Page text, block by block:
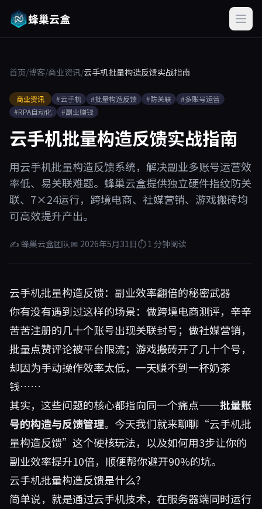
蜂巢云盒
首页/博客/商业资讯/云手机批量构造反馈实战指南
商业资讯 #云手机 #批量构造反馈 #防关联
#多账号运营
#RPA自动化
#副业赚钱
云手机批量构造反馈实战指南
用云手机批量构造反馈系统，解决副业多账号运营效
率低、易关联难题。蜂巢云盒提供独立硬件指纹防关
联、7×24运行，跨境电商、社媒营销、游戏搬砖均
可高效提升产出。
✍ 蜂巢云盒团队📅 2026年5月31日⏱ 1 分钟阅读
云手机批量构造反馈：副业效率翻倍的秘密武器
你有没有遇到过这样的场景：做跨境电商测评，辛辛
苦苦注册的几十个账号出现关联封号；做社媒营销，
批量点赞评论被平台限流；游戏搬砖开了几十个号，
却因为手动操作效率太低，一天赚不到一杯奶茶
钱……
其实，这些问题的核心都指向同一个痛点——批量账
号的构造与反馈管理。今天我们就来聊聊“云手机批
量构造反馈”这个硬核玩法，以及如何用3步让你的
副业效率提升10倍，顺便帮你避开90%的坑。
云手机批量构造反馈是什么？
简单说，就是通过云手机技术，在服务器端同时运行